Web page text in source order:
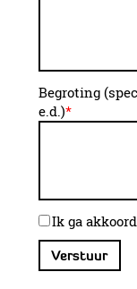
Begroting
e.d.)*
Ik ga
Verstuur